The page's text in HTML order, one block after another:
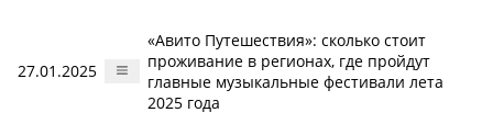
27.01.2025
«Авито Путешествия»: сколько стоит
проживание в регионах, где пройдут
главные музыкальные фестивали лета
2025 года